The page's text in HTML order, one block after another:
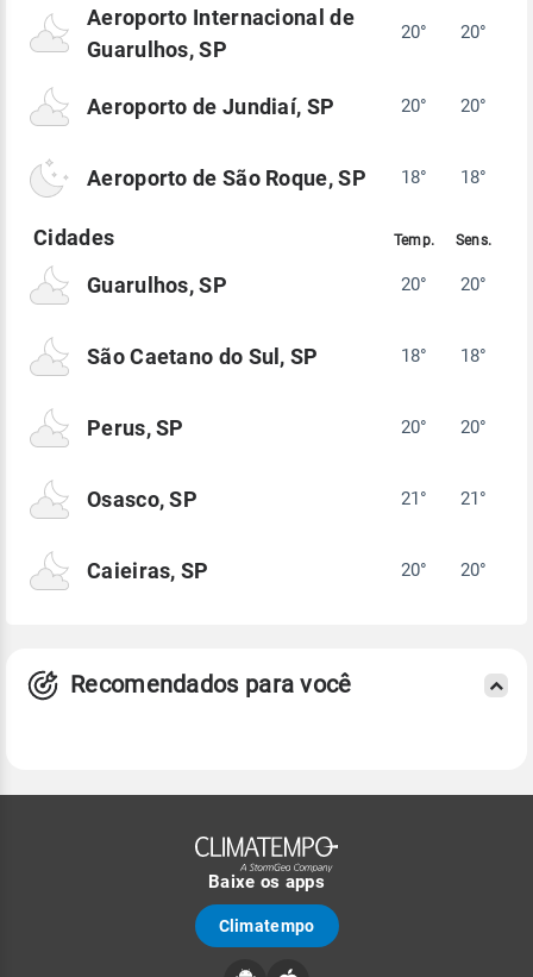
Aeroporto Internacional de
Guarulhos, SP
20° 20°
Aeroporto de Jundiaí, SP 20° 20°
Aeroporto de São Roque, SP 18° 18°
Guarulhos, SP 20° 20°
São Caetano do Sul, SP 18° 18°
Perus, SP 20° 20°
Osasco, SP 21° 21°
Caieiras, SP 20° 20°
Recomendados para você
Baixe os apps
Climatempo